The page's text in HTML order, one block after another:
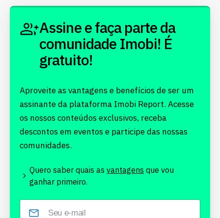
Assine e faça parte da
comunidade Imobi! É
gratuito!
Aproveite as vantagens e benefícios de ser um
assinante da plataforma Imobi Report. Acesse
os nossos conteúdos exclusivos, receba
descontos em eventos e participe das nossas
comunidades.
Quero saber quais as vantagens que vou
ganhar primeiro.